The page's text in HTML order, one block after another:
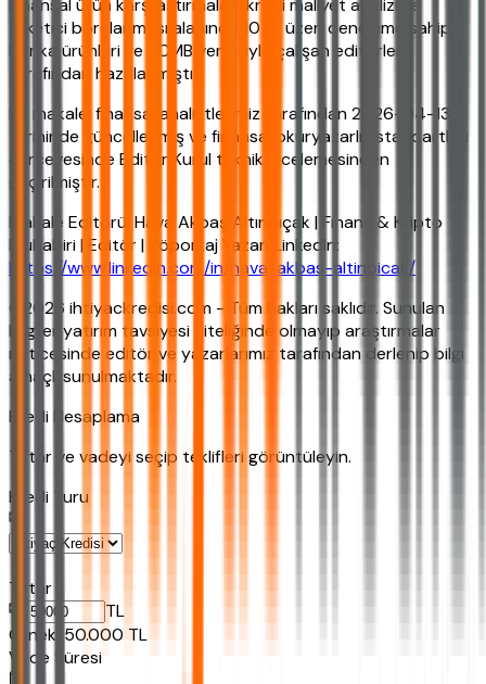
tüketici borçlanması alanında 10 yıl üzeri deneyime sahip,
banka ürünleri ve TCMB verileriyle çalışan editörler
tarafından hazırlanmıştır.
Bu makale, finansal analistlerimiz tarafından 2026-04-13
tarihinde güncellenmiş ve finansal okuryazarlık standartları
çerçevesinde Editör Kurul teknik incelemesinden
geçirilmiştir.
Makale Editörü: Hava Akbaş Altınpıçak | Finans & Kripto
Muhabiri | Editör | Röportaj Yazarı LinkedIn:
https://www.linkedin.com/in/hava-akbas-altinpicak/
©2026 ihtiyackredisi.com - Tüm hakları saklıdır. Sunulan
bilgiler yatırım tavsiyesi niteliğinde olmayıp araştırmalar
neticesinde editör ve yazarlarımız tarafından derlenip bilgi
amaçlı sunulmaktadır.
Kredi Hesaplama
Tutar ve vadeyi seçip teklifleri görüntüleyin.
Kredi Turu
Tutar
TL
Ornek: 50.000 TL
Vade Süresi